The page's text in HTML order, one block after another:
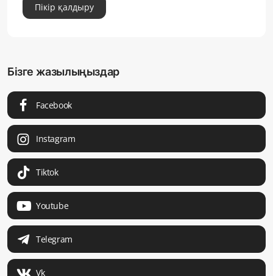
Пікір қалдыру
Бізге жазылыңыздар
Facebook
Instagram
Tiktok
Youtube
Telegram
Vk